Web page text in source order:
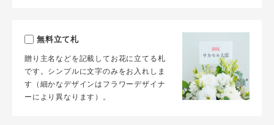
無料立て札
贈り主名などを記載してお花に立てる札
です。シンプルに文字のみをお入れしま
す（細かなデザインはフラワーデザイナ
ーにより異なります）。